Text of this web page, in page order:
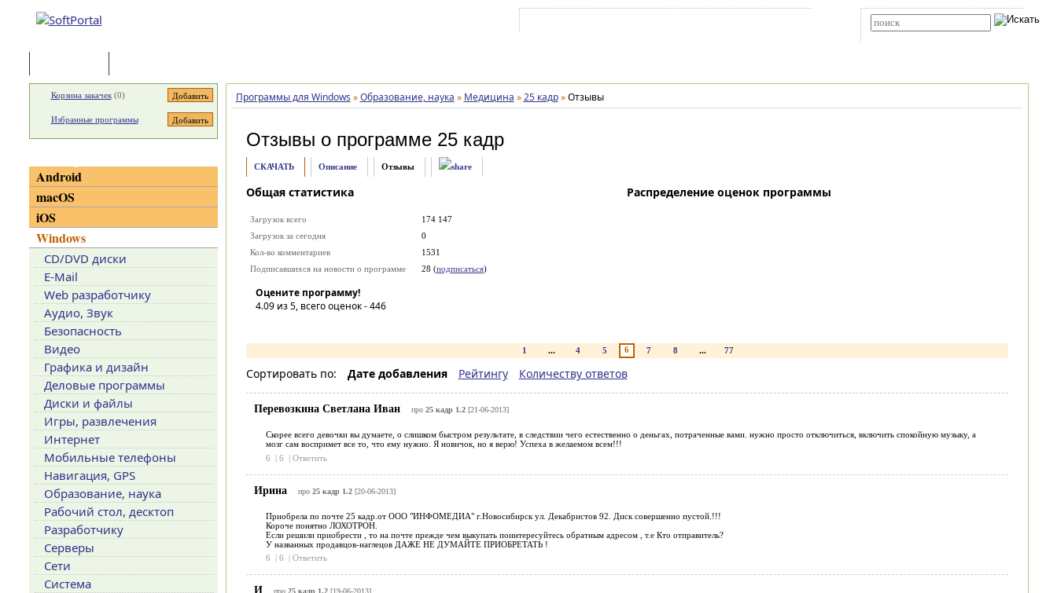
Программы для Windows » Образование, наука » Медицина » 25 кадр » Отзывы
Отзывы о программе 25 кадр
СКАЧАТЬ Описание Отзывы
Общая статистика
Загрузок всего
174 147
Загрузок за сегодня
0
Кол-во комментариев
1531
Подписавшихся на новости о программе
28 (подписаться)
Оцените программу!
4.09из 5, всего оценок -446
Распределение оценок программы
1 ... 4 5 6 7 8 ... 77
Сортировать по: Дате добавления Рейтингу Количеству ответов
Перевозкина Светлана Иван про 25 кадр 1.2[21-06-2013]
Скорее всего девочки вы думаете, о слишком быстром результате, в следствии чего естественно о деньгах, потраченные вами. нужно просто отключиться, включить спокойную музыку, а
мозг сам воспримет все то, что ему нужно. Я новичок, но я верю! Успеха в желаемом всем!!!
6
| 6 | Ответить
Ирина про 25 кадр 1.2[20-06-2013]
Приобрела по почте 25 кадр.от ООО "ИНФОМЕДИА" г.Новосибирск ул. Декабристов 92. Диск совершенно пустой.!!!
Короче понятно ЛОХОТРОН.
Если решили приобрести , то на почте прежде чем выкупать поинтересуйтесь обратным адресом , т.е Кто отправитель?
У названных продавцов-наглецов ДАЖЕ НЕ ДУМАЙТЕ ПРИОБРЕТАТЬ !
6
| 6 | Ответить
И про 25 кадр 1.2[19-06-2013]
Корзина закачек(0)
Избранные программы
Android
macOS
iOS
Windows
CD/DVD диски
E-Mail
Web разработчику
Аудио, Звук
Безопасность
Видео
Графика и дизайн
Деловые программы
Диски и файлы
Игры, развлечения
Интернет
Мобильные телефоны
Навигация, GPS
Образование, наука
Рабочий стол, десктоп
Разработчику
Серверы
Сети
Система